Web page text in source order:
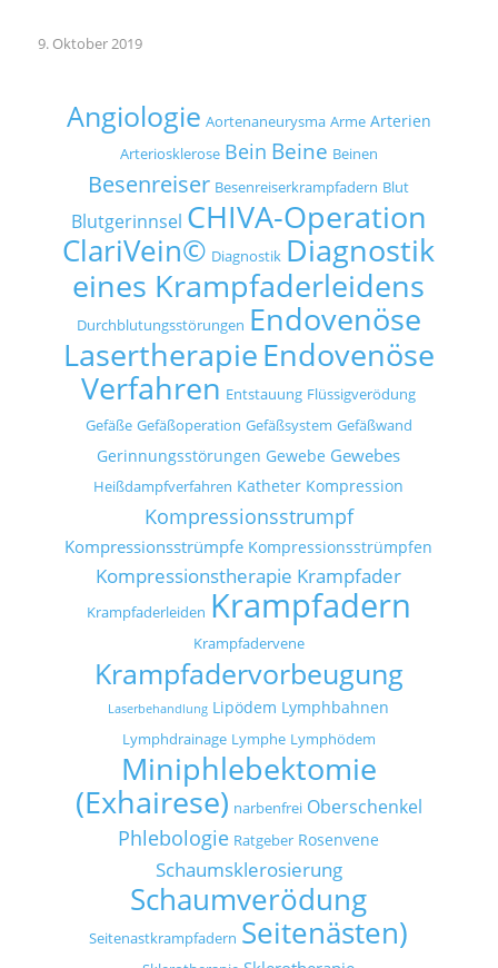
9. Oktober 2019
Angiologie Aortenaneurysma Arme Arterien
Arteriosklerose Bein Beine Beinen
Besenreiser Besenreiserkrampfadern Blut
Blutgerinnsel CHIVA-Operation
ClariVein© Diagnostik Diagnostik
eines Krampfaderleidens
Durchblutungsstörungen Endovenöse
LasertherapieEndovenöse
Verfahren Entstauung Flüssigverödung
Gefäße Gefäßoperation Gefäßsystem Gefäßwand
Gerinnungsstörungen Gewebe Gewebes
Heißdampfverfahren Katheter Kompression
Kompressionsstrumpf
Kompressionsstrümpfe Kompressionsstrümpfen
Kompressionstherapie Krampfader
Krampfaderleiden Krampfadern
Krampfadervene
Krampfadervorbeugung
Laserbehandlung Lipödem Lymphbahnen
Lymphdrainage Lymphe Lymphödem
Miniphlebektomie
(Exhairese) narbenfrei Oberschenkel
Phlebologie Ratgeber Rosenvene
Schaumsklerosierung
Schaumverödung
Seitenastkrampfadern Seitenästen)